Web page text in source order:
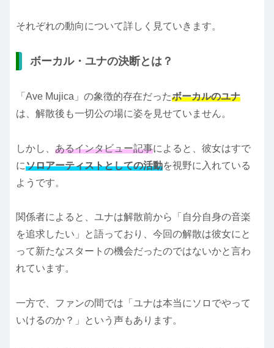
それぞれの動向について詳しく見ていきます。
ボーカル・ユナの決断とは？
「Ave Mujica」の象徴的存在だったボーカルのユナ
は、解散後も一切公の場に姿を見せていません。
しかし、 あるインタビュー記事によると、彼女はすで
にソロアーティストとしての活動を視野に入れている
ようです。
関係者によると、ユナは解散前から「自分自身の音楽
を追求したい」と語っており、今回の解散は彼女にと
って新たなスタートの機会だったのではないかと言わ
れています。
一方で、ファンの間では「ユナは本当にソロでやって
いけるのか？」という声もあります。